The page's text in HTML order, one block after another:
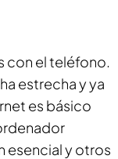
con el teléfono.
estrecha y ya
es básico
esencial y otros